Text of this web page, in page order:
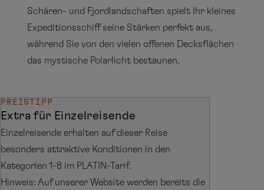
Schären- und Fjordlandschaften spielt Ihr kleines
Expeditionsschiff seine Stärken perfekt aus,
während Sie von den vielen offenen Decksflächen
das mystische Polarlicht bestaunen.
PREISTIPP
Extra für Einzelreisende
Einzelreisende erhalten auf dieser Reise
besonders attraktive Konditionen in den
Kategorien 1-8 im PLATIN-Tarif.
Hinweis: Auf unserer Website werden bereits die